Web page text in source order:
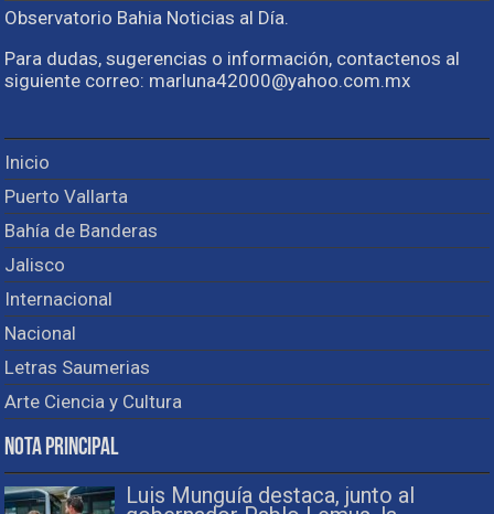
Observatorio Bahia Noticias al Día.
Para dudas, sugerencias o información, contactenos al
siguiente correo: marluna42000@yahoo.com.mx
Inicio
Puerto Vallarta
Bahía de Banderas
Jalisco
Internacional
Nacional
Letras Saumerias
Arte Ciencia y Cultura
Nota Principal
Luis Munguía destaca, junto al